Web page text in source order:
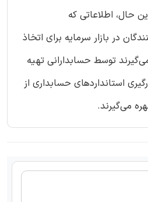
حال، اطلاعاتی که
در بازار سرمایه برای اتخاذ
توسط حسابدارانی تهیه
استانداردهای حسابداری از
می‌گیرند.